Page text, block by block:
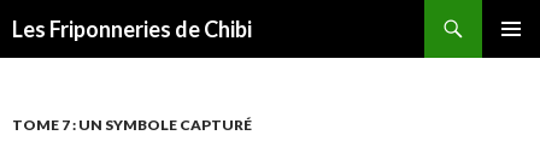
Les Friponneries de Chibi
TOME 7 : UN SYMBOLE CAPTURÉ